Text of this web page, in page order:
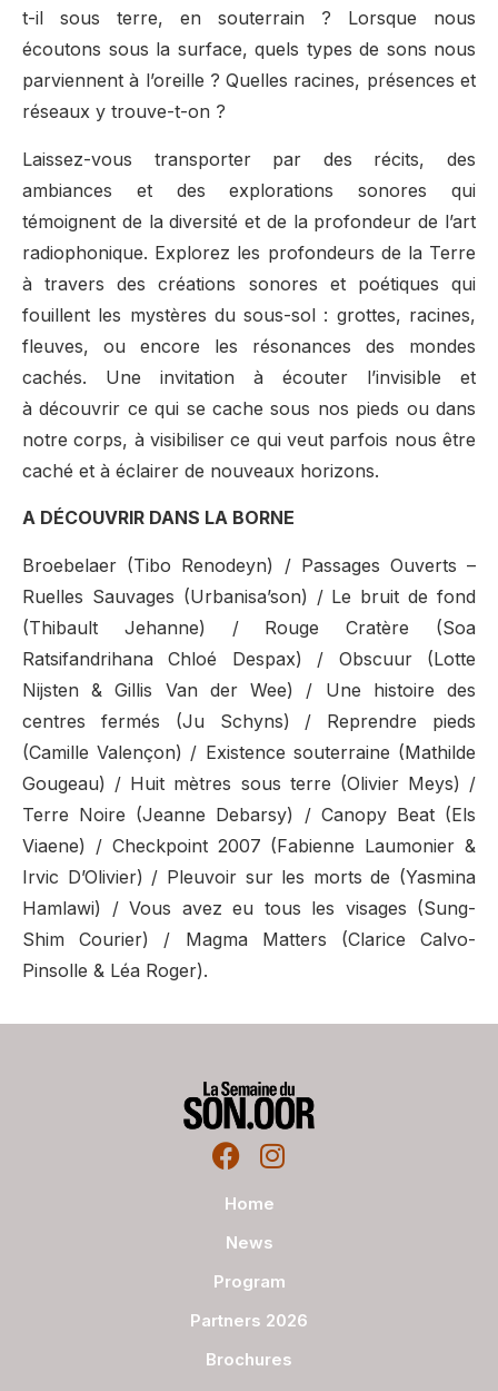
t-il sous terre, en souterrain ? Lorsque nous
écoutons sous la surface, quels types de sons nous
parviennent à l’oreille ? Quelles racines, présences et
réseaux y trouve-t-on ?
Laissez-vous transporter par des récits, des
ambiances et des explorations sonores qui
témoignent de la diversité et de la profondeur de l’art
radiophonique. Explorez les profondeurs de la Terre
à travers des créations sonores et poétiques qui
fouillent les mystères du sous-sol : grottes, racines,
fleuves, ou encore les résonances des mondes
cachés. Une invitation à écouter l’invisible et
à découvrir ce qui se cache sous nos pieds ou dans
notre corps, à visibiliser ce qui veut parfois nous être
caché et à éclairer de nouveaux horizons.
A DÉCOUVRIR DANS LA BORNE
Broebelaer (Tibo Renodeyn) / Passages Ouverts –
Ruelles Sauvages (Urbanisa’son) / Le bruit de fond
(Thibault Jehanne) / Rouge Cratère (Soa
Ratsifandrihana Chloé Despax) / Obscuur (Lotte
Nijsten & Gillis Van der Wee) / Une histoire des
centres fermés (Ju Schyns) / Reprendre pieds
(Camille Valençon) / Existence souterraine (Mathilde
Gougeau) / Huit mètres sous terre (Olivier Meys) /
Terre Noire (Jeanne Debarsy) / Canopy Beat (Els
Viaene) / Checkpoint 2007 (Fabienne Laumonier &
Irvic D’Olivier) / Pleuvoir sur les morts de (Yasmina
Hamlawi) / Vous avez eu tous les visages (Sung-
Shim Courier) / Magma Matters (Clarice Calvo-
Pinsolle & Léa Roger).
Home
News
Program
Partners 2026
Brochures